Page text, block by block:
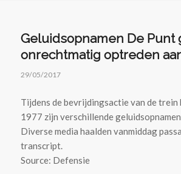
Geluidsopnamen De Punt
onrechtmatig optreden
29/05/2017
Tijdens de bevrijdingsactie van de trein
1977 zijn verschillende
Diverse media haalden vanmiddag
transcript.
Source: Defensie